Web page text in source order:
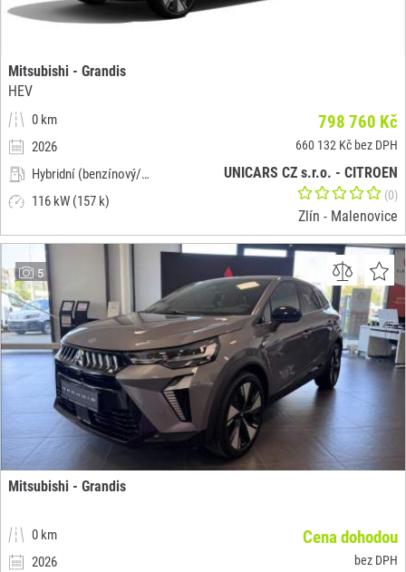
Mitsubishi - Grandis
HEV
0 km
2026
Hybridní (benzínový/elektrický)
116 kW (157 k)
798 760 Kč
660 132 Kč bez DPH
UNICARS CZ s.r.o. - CITROEN
(0)
Zlín - Malenovice
5
Mitsubishi - Grandis
0 km
2026
Cena dohodou
bez DPH